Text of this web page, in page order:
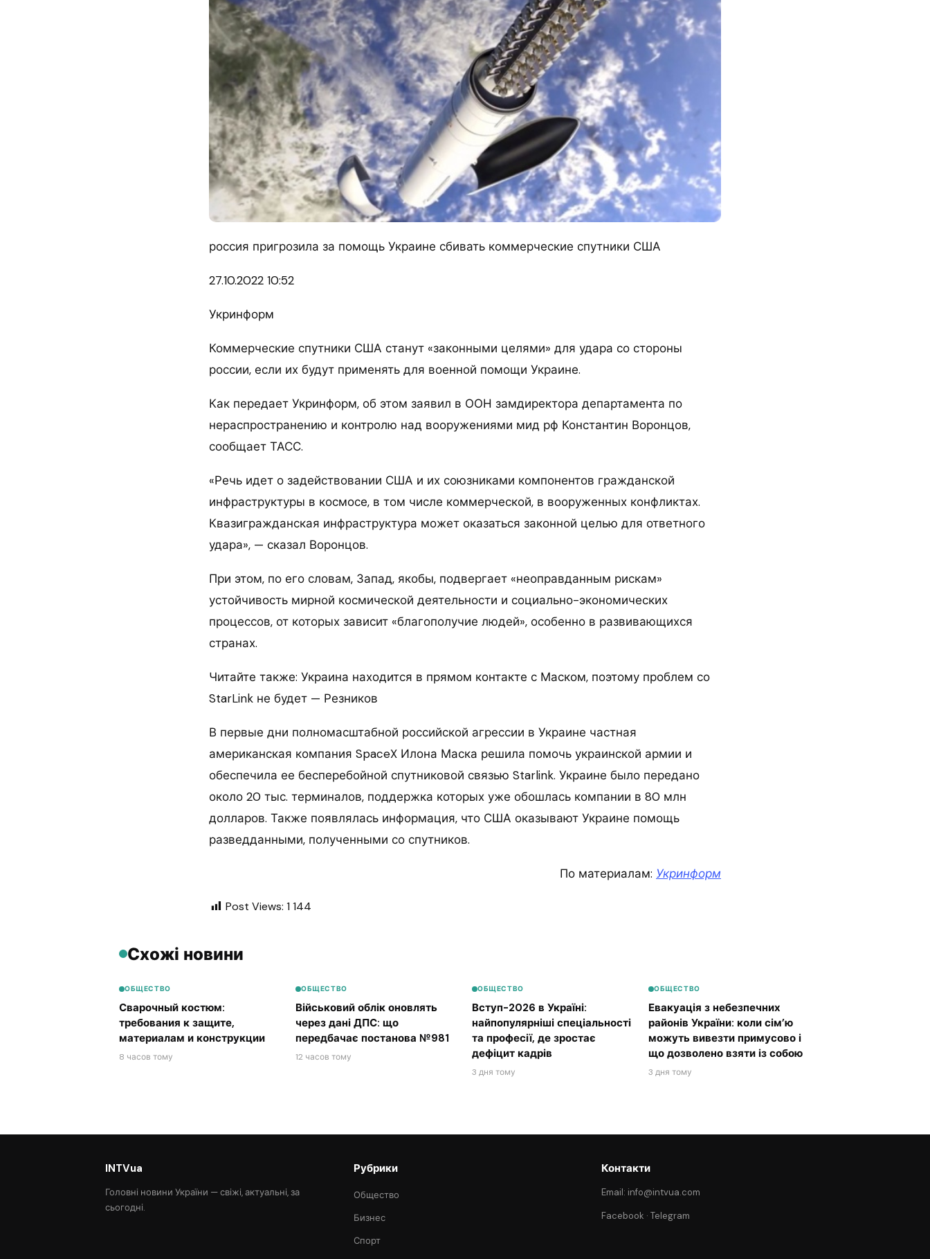
россия пригрозила за помощь Украине сбивать коммерческие спутники США
27.10.2022 10:52
Укринформ
Коммерческие спутники США станут «законными целями» для удара со стороны
россии, если их будут применять для военной помощи Украине.
Как передает Укринформ, об этом заявил в ООН замдиректора департамента по
нераспространению и контролю над вооружениями мид рф Константин Воронцов,
сообщает ТАСС.
«Речь идет о задействовании США и их союзниками компонентов гражданской
инфраструктуры в космосе, в том числе коммерческой, в вооруженных конфликтах.
Квазигражданская инфраструктура может оказаться законной целью для ответного
удара», — сказал Воронцов.
При этом, по его словам, Запад, якобы, подвергает «неоправданным рискам»
устойчивость мирной космической деятельности и социально-экономических
процессов, от которых зависит «благополучие людей», особенно в развивающихся
странах.
Читайте также: Украина находится в прямом контакте с Маском, поэтому проблем со
StarLink не будет — Резников
В первые дни полномасштабной российской агрессии в Украине частная
американская компания SpaceX Илона Маска решила помочь украинской армии и
обеспечила ее бесперебойной спутниковой связью Starlink. Украине было передано
около 20 тыс. терминалов, поддержка которых уже обошлась компании в 80 млн
долларов. Также появлялась информация, что США оказывают Украине помощь
разведданными, полученными со спутников.
По материалам: Укринформ
Post Views: 1 144
Схожі новини
ОБЩЕСТВО
Сварочный костюм:
требования к защите,
материалам и конструкции
8 часов тому
ОБЩЕСТВО
Військовий облік оновлять
через дані ДПС: що
передбачає постанова №981
12 часов тому
ОБЩЕСТВО
Вступ-2026 в Україні:
найпопулярніші спеціальності
та професії, де зростає
дефіцит кадрів
3 дня тому
ОБЩЕСТВО
Евакуація з небезпечних
районів України: коли сім’ю
можуть вивезти примусово і
що дозволено взяти із собою
3 дня тому
INTVua
Головні новини України — свіжі, актуальні, за
сьогодні.
Рубрики
Общество
Бизнес
Спорт
Контакти
Email: info@intvua.com
Facebook ·Telegram